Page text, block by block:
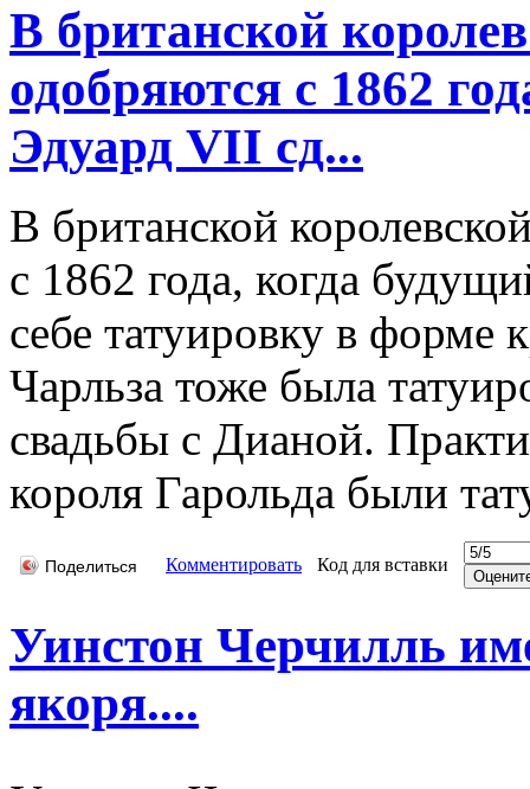
В британской
одобряются с 1862
Эдуард VII сд...
В британской
с 1862 года, когда
себе татуировку в форме
Чарльза тоже была
свадьбы с Дианой.
короля Гарольда были
Поделиться Комментировать Код для вставки
Уинстон Черчилль
якоря....